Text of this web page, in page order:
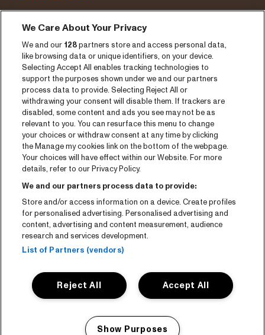
Nieuws
Pers
Contact
CNSJ26 Spotify playlist
Facebook
Instagram
YouTube
Algemene voorwaarden
Cookie policy
Privacy statement
We Care About Your Privacy
We and our 128partners store and access personal data,
like browsing data or unique identifiers, on your device.
Selecting Accept All enables tracking technologies to
support the purposes shown under we and our partners
process data to provide. Selecting Reject All or
withdrawing your consent will disable them. If trackers are
disabled, some content and ads you see may not be as
relevant to you. You can resurface this menu to change
your choices or withdraw consent at any time by clicking
the Manage my cookies link on the bottom of the webpage.
Your choices will have effect within our Website. For more
details, refer to our Privacy Policy.
We and our partners process data to provide:
Store and/or access information on a device. Create profiles
for personalised advertising. Personalised advertising and
content, advertising and content measurement, audience
research and services development.
List of Partners (vendors)
Accept All
Reject All
Show Purposes